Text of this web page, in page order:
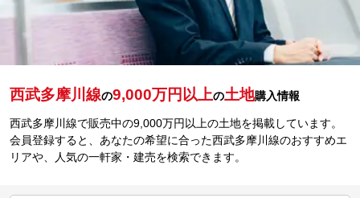
西武多摩川線の9,000万円以上の土地購入情報
西武多摩川線で販売中の9,000万円以上の土地を掲載しています。
会員登録すると、あなたの希望に合った西武多摩川線のおすすめエ
リアや、人気の一軒家・建売を検索できます。